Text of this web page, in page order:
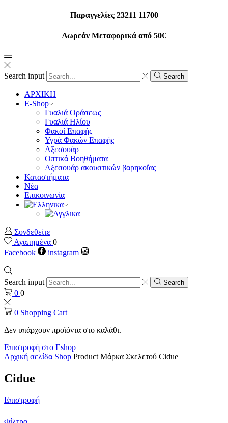
Παραγγελίες 23211 11700
Δωρεάν Μεταφορικά από 50€
Search input Search
ΑΡΧΙΚΗ
E-Shop
Γυαλιά Οράσεως
Γυαλιά Ηλίου
Φακοί Επαφής
Υγρά Φακών Επαφής
Αξεσουάρ
Οπτικά Βοηθήματα
Αξεσουάρ ακουστικών βαρηκοΐας
Καταστήματα
Νέα
Επικοινωνία
Συνδεθείτε
Αγαπημένα 0
Facebook
instagram
Search input Search
0 0
0 Shopping Cart
Δεν υπάρχουν προϊόντα στο καλάθι.
Επιστροφή στο Eshop
Αρχική σελίδα Shop Product Μάρκα Σκελετού Cidue
Cidue
Επιστροφή